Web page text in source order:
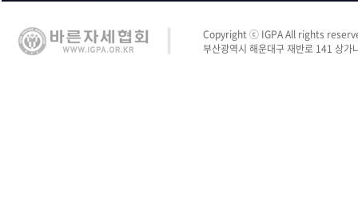
Copyright ⓒ IGPA All rights
부산광역시 해운대구 재반로 141 상